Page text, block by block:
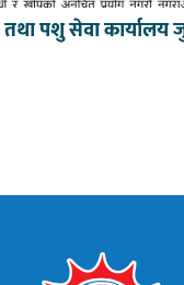
पशु सेवा कार्यालय